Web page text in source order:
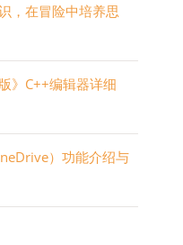
，在冒险中培养思
》C++编辑器详细
）功能介绍与